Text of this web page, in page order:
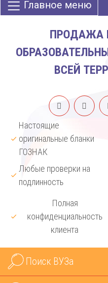
Главное меню
ПРОДАЖА
ВСЕЙ
Настоящие
оригинальные бланки
ГОЗНАК
Любые проверки на
подлинность
Полная
конфиденциальность
клиента
Поиск ВУЗа